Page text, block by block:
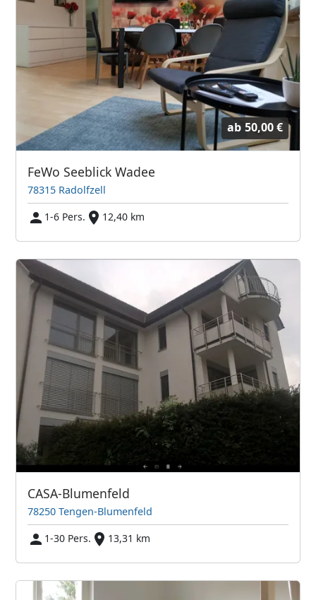
ab 50,00 €
FeWo Seeblick Wadee
78315 Radolfzell
1-6 Pers.
12,40 km
CASA-Blumenfeld
78250 Tengen-Blumenfeld
1-30 Pers.
13,31 km